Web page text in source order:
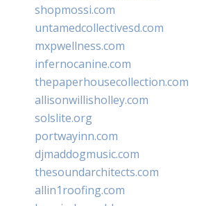
shopmossi.com
untamedcollectivesd.com
mxpwellness.com
infernocanine.com
thepaperhousecollection.com
allisonwillisholley.com
solslite.org
portwayinn.com
djmaddogmusic.com
thesoundarchitects.com
allin1roofing.com